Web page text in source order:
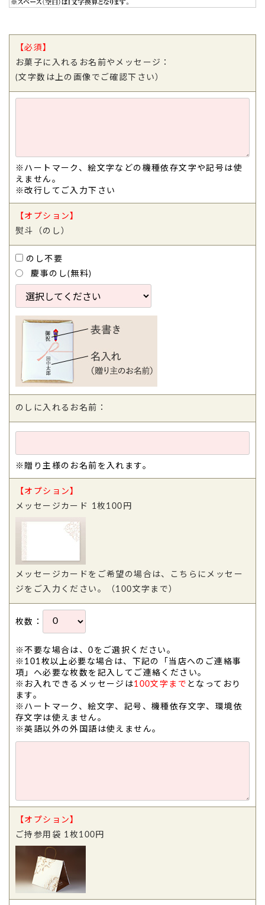
【必須】
お菓子に入れるお名前やメッセージ：
(文字数は上の画像でご確認下さい）
※ハートマーク、絵文字などの機種依存文字や記号は使
えません。
※改行してご入力下さい
【オプション】
熨斗（のし）
のし不要
慶事のし(無料)
のしに入れるお名前：
※贈り主様のお名前を入れます。
【オプション】
メッセージカード 1枚100円
メッセージカードをご希望の場合は、こちらにメッセー
ジをご入力ください。（100文字まで）
枚数：
※不要な場合は、0をご選択ください。
※101枚以上必要な場合は、下記の「当店へのご連絡事
項」へ必要な枚数を記入してご連絡ください。
※お入れできるメッセージは100文字まで となっており
ます。
※ハートマーク、絵文字、記号、機種依存文字、環境依
存文字は使えません。
※英語以外の外国語は使えません。
【オプション】
ご持参用袋 1枚100円
TOP